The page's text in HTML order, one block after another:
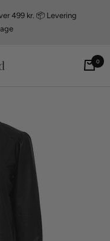
499 kr. 📦 Levering
0